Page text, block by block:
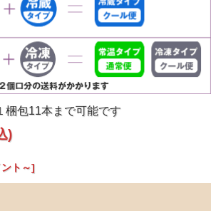
包11本まで可能です
)
ト～]